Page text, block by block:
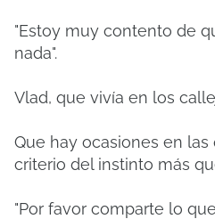
"Estoy muy contento de
nada".
Vlad, que vivía en los
Que hay ocasiones en
criterio del instinto más
"Por favor comparte lo